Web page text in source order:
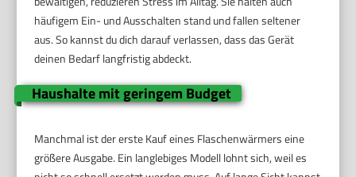
häufigem Ein- und Ausschalten stand und fallen seltener
aus. So kannst du dich darauf verlassen, dass das Gerät
deinen Bedarf langfristig abdeckt.
Haushalte mit geringem Budget
Manchmal ist der erste Kauf eines Flaschenwärmers eine
größere Ausgabe. Ein langlebiges Modell lohnt sich, weil es